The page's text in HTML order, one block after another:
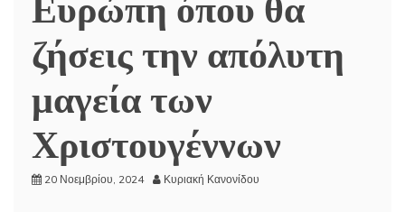
ζήσεις την απόλυτη
μαγεία των
Χριστουγέννων
20 Νοεμβρίου, 2024 Κυριακή Κανονίδου